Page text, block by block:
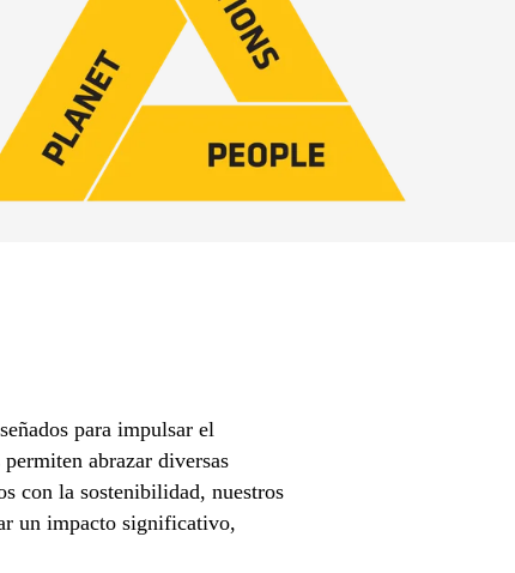
para impulsar el
abrazar diversas
con la sostenibilidad, nuestros
un impacto significativo,